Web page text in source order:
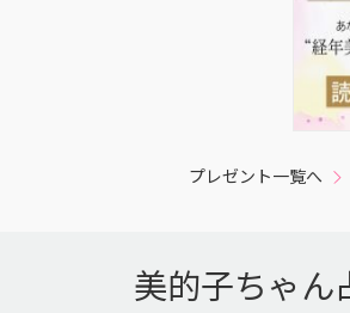
プレゼント一覧へ
美的子ちゃん